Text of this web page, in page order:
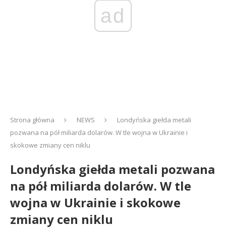
ad
Strona główna NEWS
Londyńska giełda metali
pozwana na pół miliarda dolarów. W tle wojna w Ukrainie i
skokowe zmiany cen niklu
Londyńska giełda metali pozwana
na pół miliarda dolarów. W tle
wojna w Ukrainie i skokowe
zmiany cen niklu